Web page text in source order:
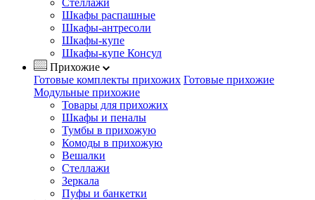
Стеллажи
Шкафы распашные
Шкафы-антресоли
Шкафы-купе
Шкафы-купе Консул
Прихожие
Готовые комплекты прихожих Готовые прихожие
Модульные прихожие
Товары для прихожих
Шкафы и пеналы
Тумбы в прихожую
Комоды в прихожую
Вешалки
Стеллажи
Зеркала
Пуфы и банкетки